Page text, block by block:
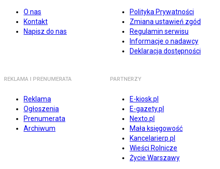
O nas
Kontakt
Napisz do nas
Polityka Prywatności
Zmiana ustawień zgód
Regulamin serwisu
Informacje o nadawcy
Deklaracja dostępności
REKLAMA I PRENUMERATA
Reklama
Ogłoszenia
Prenumerata
Archiwum
PARTNERZY
E-kiosk.pl
E-gazety.pl
Nexto.pl
Mała księgowość
Kancelarierp.pl
Wieści Rolnicze
Życie Warszawy